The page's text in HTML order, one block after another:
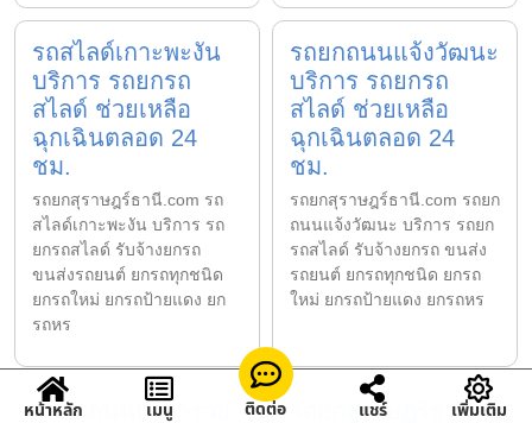
รถสไลด์เกาะพะงัน
บริการ รถยกรถ
สไลด์ ช่วยเหลือ
ฉุกเฉินตลอด 24
ชม.
รถยกสุราษฎร์ธานี.com รถ
สไลด์เกาะพะงัน บริการ รถ
ยกรถสไลด์ รับจ้างยกรถ
ขนส่งรถยนต์ ยกรถทุกชนิด
ยกรถใหม่ ยกรถป้ายแดง ยก
รถหร
รถยกถนนแจ้งวัฒนะ
บริการ รถยกรถ
สไลด์ ช่วยเหลือ
ฉุกเฉินตลอด 24
ชม.
รถยกสุราษฎร์ธานี.com รถยก
ถนนแจ้งวัฒนะ บริการ รถยก
รถสไลด์ รับจ้างยกรถ ขนส่ง
รถยนต์ ยกรถทุกชนิด ยกรถ
ใหม่ ยกรถป้ายแดง ยกรถหร
รถยกถนนบางกรวย- รถยกสุราษฎร์ธานี
หน้าหลัก เมนู ติดต่อ แชร์ เพิ่มเติม